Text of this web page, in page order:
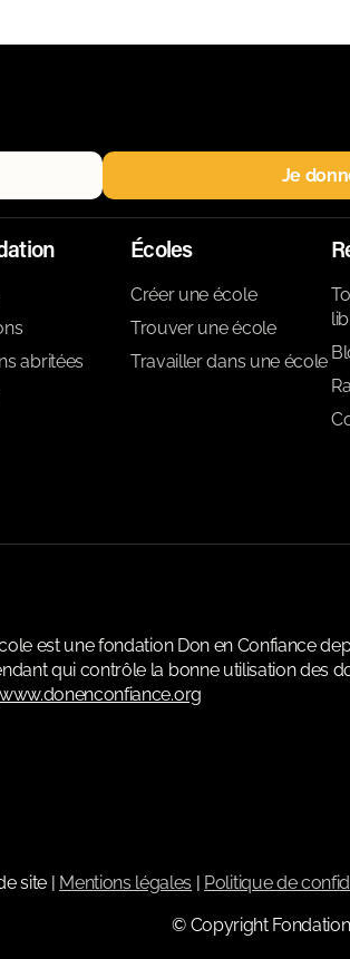
Je
abritées
Écoles
Créer une école
Trouver une école
Travailler dans une école
est une fondation Don en Confiance
qui contrôle la bonne utilisation des
www.donenconfiance.org
site | Mentions légales | Politique de
© Copyright Fondation